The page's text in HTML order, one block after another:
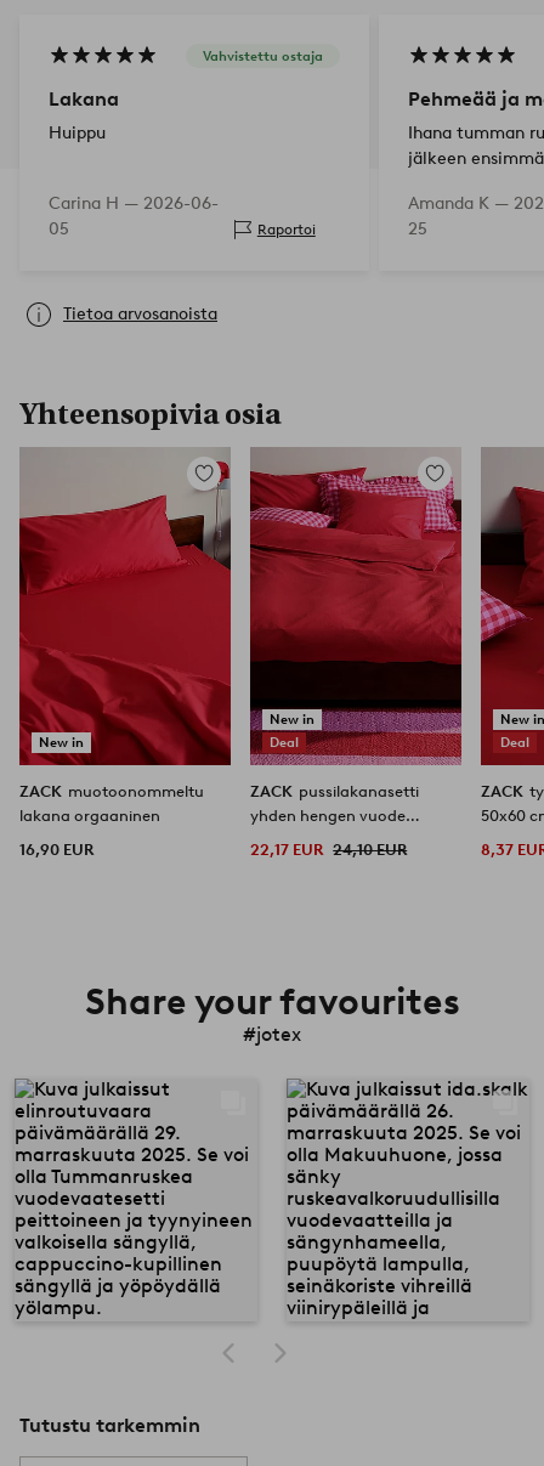
Vahvistettu ostaja
Lakana
Huippu
Carina H — 2026-06-
05
Raportoi
Pehmeää ja
Ihana tumman
jälkeen
jälkeen kangas
pehmeäksi sillä
Amanda K —
25
Tietoa arvosanoista
Yhteensopivia osia
New in
Lisää
suosikkeihin
ZACK muotoonommeltu
lakana orgaaninen
16,90 EUR
New in
Deal
Lisää
suosikkeihin
ZACK pussilakanasetti
yhden hengen vuode
22,17 EUR 24,10 EUR
New
Deal
ZACK
50x60
8,37
Share your favourites
#jotex
Tutustu tarkemmin